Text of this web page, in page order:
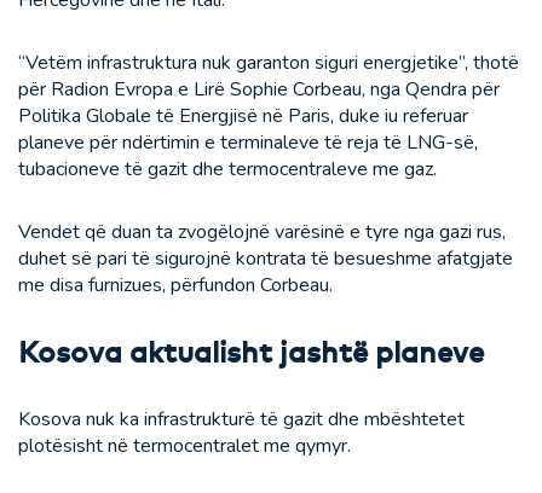
“Vetëm infrastruktura nuk garanton siguri energjetike”, thotë
për Radion Evropa e Lirë Sophie Corbeau, nga Qendra për
Politika Globale të Energjisë në Paris, duke iu referuar
planeve për ndërtimin e terminaleve të reja të LNG-së,
tubacioneve të gazit dhe termocentraleve me gaz.
Vendet që duan ta zvogëlojnë varësinë e tyre nga gazi rus,
duhet së pari të sigurojnë kontrata të besueshme afatgjate
me disa furnizues, përfundon Corbeau.
Kosova aktualisht jashtë planeve
Kosova nuk ka infrastrukturë të gazit dhe mbështetet
plotësisht në termocentralet me qymyr.